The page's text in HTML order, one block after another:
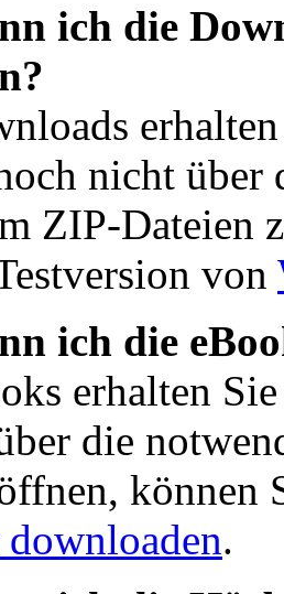
ich die
nicht
ZIP-Dateien
von
ich die
erhalten
die
können
.